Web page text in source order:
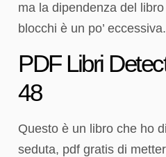
ma la dipendenza del
blocchi è un po’ eccessiva.
PDF Libri
48
Questo è un libro che ho
seduta, pdf gratis di